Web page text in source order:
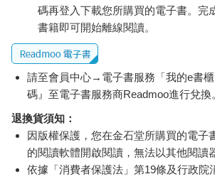
二○○四年十月出現了重大契機。當時小
W. Bush）簽署了《北韓人權法案》（North
Rights Act），其關注焦點是「北韓人權的
經過部分行動派人士、基督教團體及鷹派保
准一年以兩千萬美元協助脫北者，並有數百
用於在北韓推廣民主與提供訊息。對艾德瑞
上美國國土。
不久之後，艾德瑞安和國務院官員談話
道：「美國政府對北韓人民有計畫嗎？」官
世界上最天真的人。地緣政治、權力平衡，
碼再登入下載您所購買的電子書。完
書籍即可開始離線閱讀。
請至會員中心→電子書服務「我的e書
碼』至電子書服務商Readmoo進行兌換
退換貨須知：
因版權保護，您在金石堂所購買的電子
的閱讀軟體開啟閱讀，無法以其他閱讀
依據「消費者保護法」第19條及行政院